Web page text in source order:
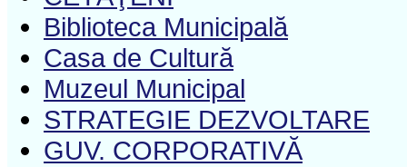
Biblioteca Municipală
Casa de Cultură
Muzeul Municipal
STRATEGIE DEZVOLTARE
GUV. CORPORATIVĂ